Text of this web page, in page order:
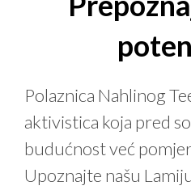
Polaznica Nahlinog
aktivistica koja pred
budućnost već
Upoznajte našu